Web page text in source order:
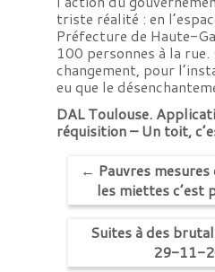
triste réalité : en
Préfecture de Haute-
100 personnes à la
changement, pour
eu que le
DAL Toulouse.
réquisition – Un toit,
← Pauvres
les miettes c’est
Suites à des
29-11-